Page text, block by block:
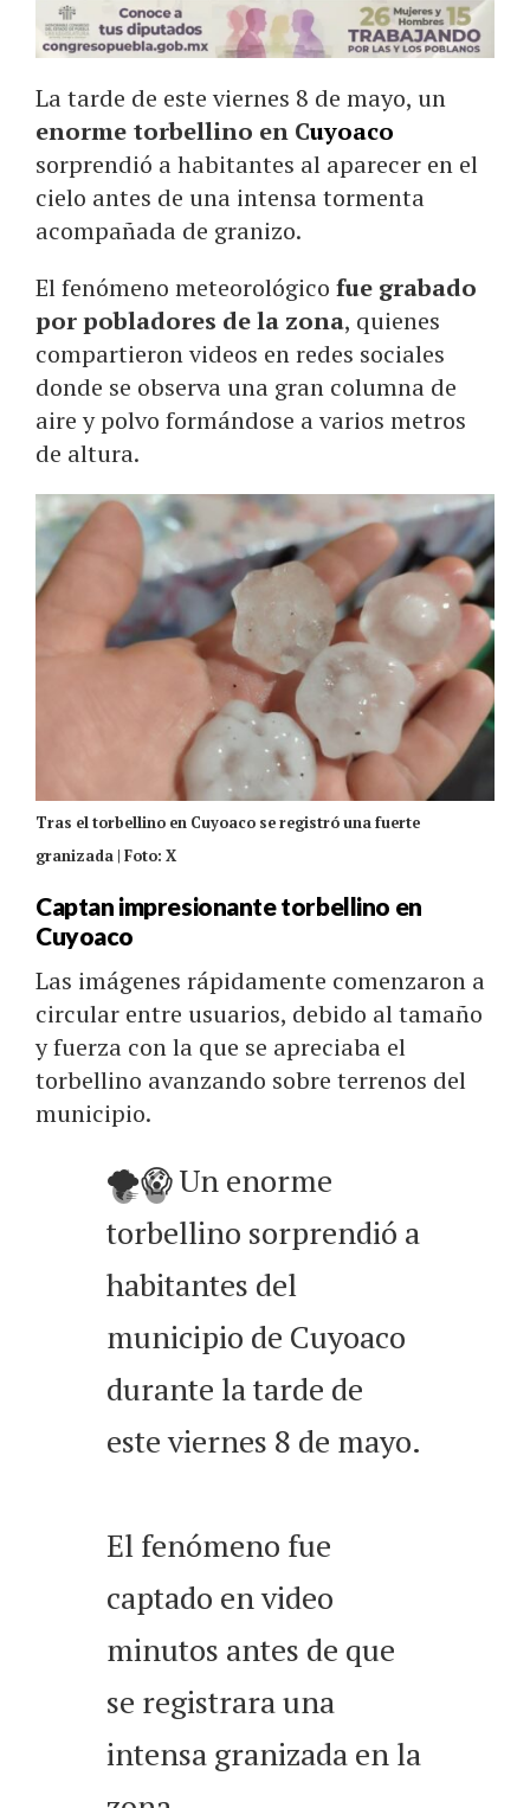
La tarde de este viernes 8 de mayo, un
enorme torbellino en Cuyoaco
sorprendió a habitantes al aparecer en el
cielo antes de una intensa tormenta
acompañada de granizo.
El fenómeno meteorológico fue grabado
por pobladores de la zona, quienes
compartieron videos en redes sociales
donde se observa una gran columna de
aire y polvo formándose a varios metros
de altura.
Tras el torbellino en Cuyoaco se registró una fuerte
granizada | Foto: X
Captan impresionante torbellino en
Cuyoaco
Las imágenes rápidamente comenzaron a
circular entre usuarios, debido al tamaño
y fuerza con la que se apreciaba el
torbellino avanzando sobre terrenos del
municipio.
🌪️😱 Un enorme
torbellino sorprendió a
habitantes del
municipio de Cuyoaco
durante la tarde de
este viernes 8 de mayo.
El fenómeno fue
captado en video
minutos antes de que
se registrara una
intensa granizada en la